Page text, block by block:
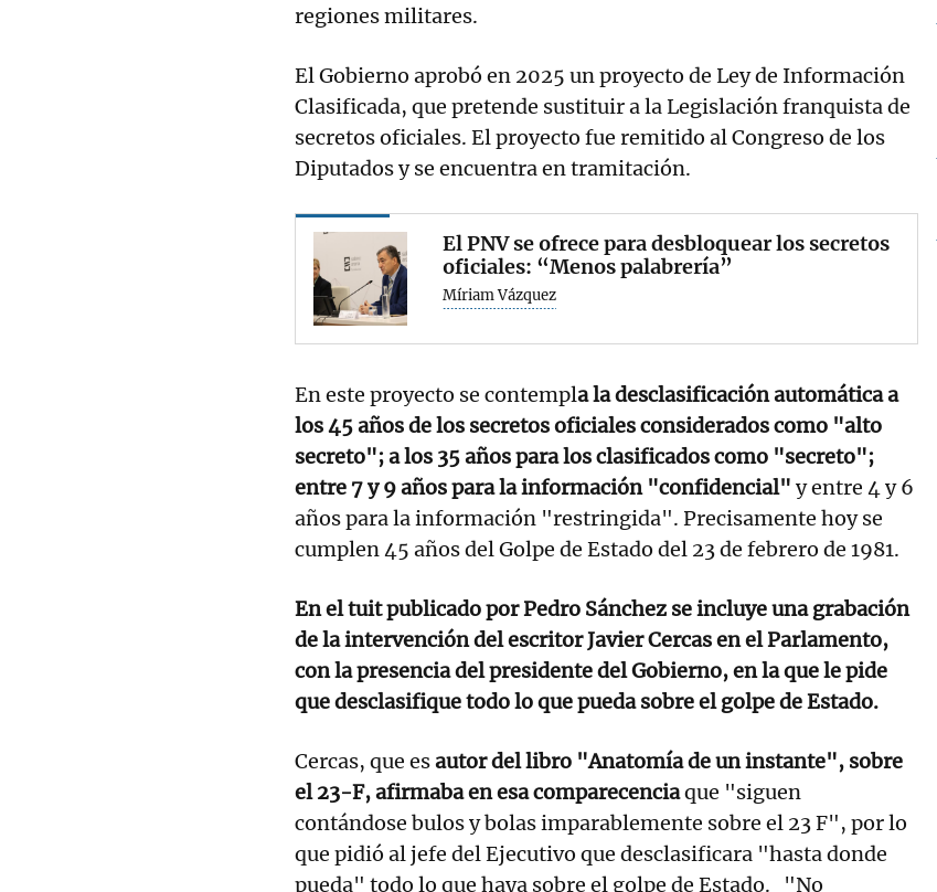
regiones militares.
El Gobierno aprobó en 2025 un proyecto de Ley de Información
Clasificada, que pretende sustituir a la Legislación franquista de
secretos oficiales. El proyecto fue remitido al Congreso de los
Diputados y se encuentra en tramitación.
El PNV se ofrece para desbloquear los secretos
oficiales: “Menos palabrería”
Míriam Vázquez
En este proyecto se contempla la desclasificación automática a
los 45 años de los secretos oficiales considerados como "alto
secreto"; a los 35 años para los clasificados como "secreto";
entre 7 y 9 años para la información "confidencial" y entre 4 y 6
años para la información "restringida". Precisamente hoy se
cumplen 45 años del Golpe de Estado del 23 de febrero de 1981.
En el tuit publicado por Pedro Sánchez se incluye una grabación
de la intervención del escritor Javier Cercas en el Parlamento,
con la presencia del presidente del Gobierno, en la que le pide
que desclasifique todo lo que pueda sobre el golpe de Estado.
Cercas, que esautor del libro "Anatomía de un instante", sobre
el 23-F, afirmaba en esa comparecenciaque "siguen
contándose bulos y bolas imparablemente sobre el 23 F", por lo
que pidió al jefe del Ejecutivo que desclasificara "hasta donde
pueda" todo lo que haya sobre el golpe de Estado. "No